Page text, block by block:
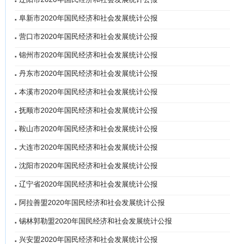
阜新市2020年国民经济和社会发展统计公报
营口市2020年国民经济和社会发展统计公报
锦州市2020年国民经济和社会发展统计公报
丹东市2020年国民经济和社会发展统计公报
本溪市2020年国民经济和社会发展统计公报
抚顺市2020年国民经济和社会发展统计公报
鞍山市2020年国民经济和社会发展统计公报
大连市2020年国民经济和社会发展统计公报
沈阳市2020年国民经济和社会发展统计公报
辽宁省2020年国民经济和社会发展统计公报
阿拉善盟2020年国民经济和社会发展统计公报
锡林郭勒盟2020年国民经济和社会发展统计公报
兴安盟2020年国民经济和社会发展统计公报